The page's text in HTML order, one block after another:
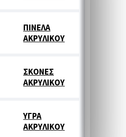
ΠΙΝΕΛΑ
ΑΚΡΥΛΙΚΟΥ
ΣΚΟΝΕΣ
ΑΚΡΥΛΙΚΟΥ
ΥΓΡΑ
ΑΚΡΥΛΙΚΟΥ